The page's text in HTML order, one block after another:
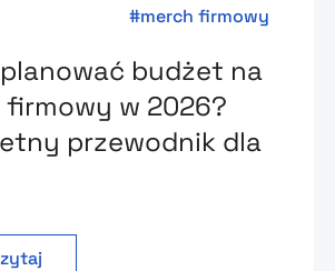
merch firmowy
budżet na
firmowy w 2026?
przewodnik dla